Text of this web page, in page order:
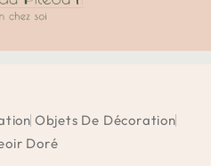
Objets De Décoration
Doré